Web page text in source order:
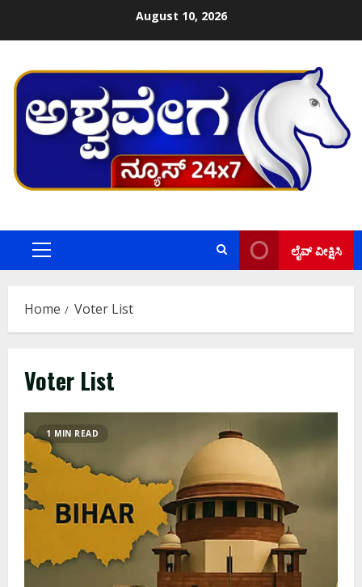
August 10, 2026
Primary
ಲೈವ್ ವೀಕ್ಷಿಸಿ
Home Voter List
Voter List
1 MIN READ